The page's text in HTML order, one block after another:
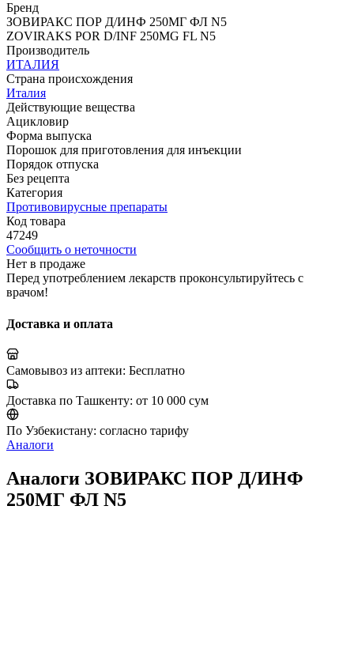
Бренд
ЗОВИРАКС ПОР Д/ИНФ 250МГ ФЛ N5
ZOVIRAKS POR D/INF 250MG FL N5
Производитель
ИТАЛИЯ
Страна происхождения
Италия
Действующие вещества
Ацикловир
Форма выпуска
Порошок для приготовления для инъекции
Порядок отпуска
Без рецепта
Категория
Противовирусные препараты
Код товара
47249
Сообщить о неточности
Нет в продаже
Перед употреблением лекарств проконсультируйтесь с
врачом!
Доставка и оплата
Самовывоз из аптеки: Бесплатно
Доставка по Ташкенту: от 10 000 сум
По Узбекистану: согласно тарифу
Аналоги
Аналоги ЗОВИРАКС ПОР Д/ИНФ
250МГ ФЛ N5